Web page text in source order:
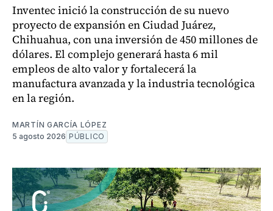
Inventec inició la construcción de su nuevo
proyecto de expansión en Ciudad Juárez,
Chihuahua, con una inversión de 450 millones de
dólares. El complejo generará hasta 6 mil
empleos de alto valor y fortalecerá la
manufactura avanzada y la industria tecnológica
en la región.
MARTÍN GARCÍA LÓPEZ
5 agosto 2026 PÚBLICO